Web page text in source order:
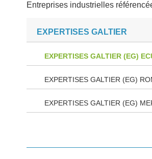
Entreprises industrielles
EXPERTISES GALTIER
EXPERTISES GALTIER (EG)
EXPERTISES GALTIER (EG)
EXPERTISES GALTIER (EG)